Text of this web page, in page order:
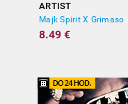
ARTIST
Majk Spirit X Grimaso
8.49 €